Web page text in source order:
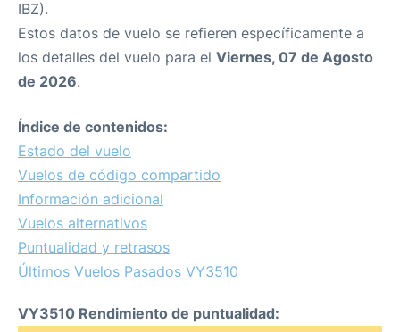
IBZ).
Estos datos de vuelo se refieren específicamente a
los detalles del vuelo para el Viernes, 07 de Agosto
de 2026.
Índice de contenidos:
Estado del vuelo
Vuelos de código compartido
Información adicional
Vuelos alternativos
Puntualidad y retrasos
Últimos Vuelos Pasados VY3510
VY3510 Rendimiento de puntualidad: